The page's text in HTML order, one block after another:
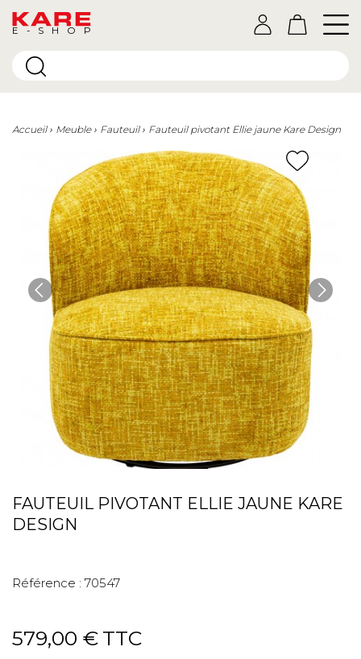
E-SHOP
Accueil Meuble Fauteuil Fauteuil pivotant Ellie jaune Kare Design
FAUTEUIL PIVOTANT ELLIE JAUNE KARE
DESIGN
Référence : 70547
579,00 € TTC